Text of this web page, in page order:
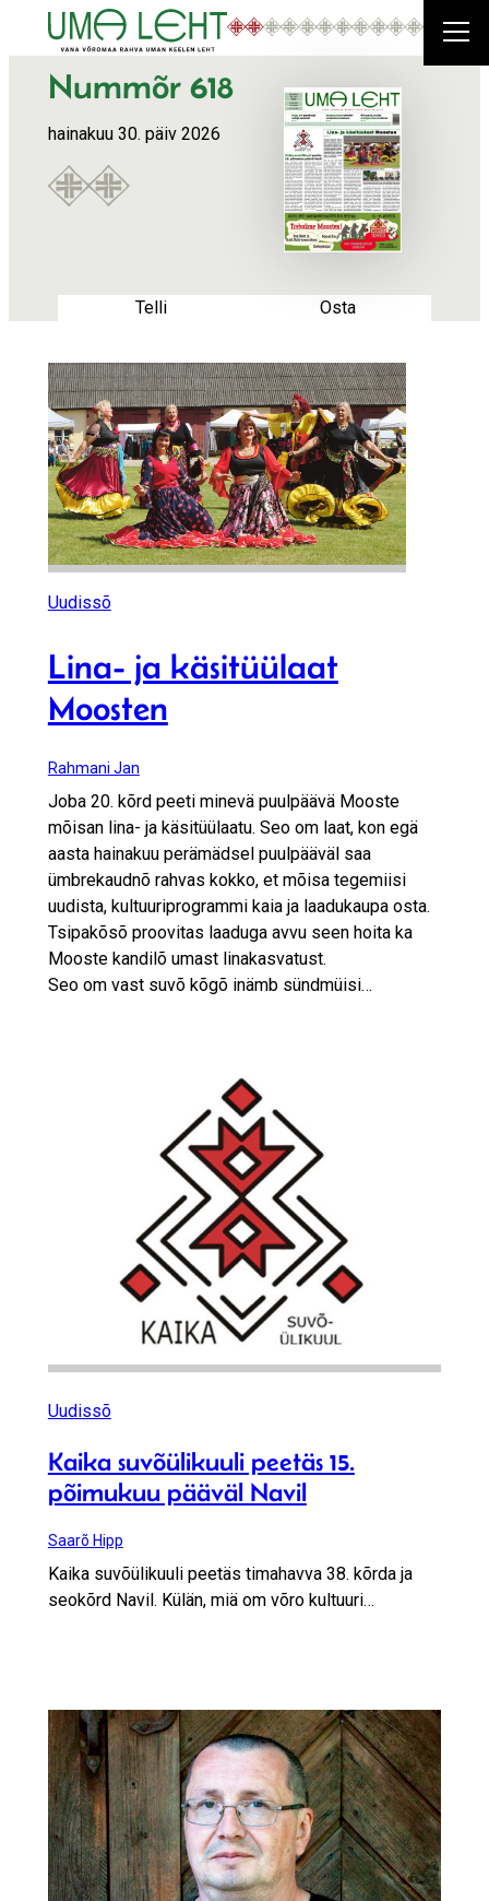
juurdeNummõr 618
hainakuu 30. päiv 2026
Telli Osta
Uudissõ
Lina- ja käsitüülaat
Moosten
Rahmani Jan
Joba 20. kõrd peeti minevä puulpäävä Mooste
mõisan lina- ja käsitüülaatu. Seo om laat, kon egä
aasta hainakuu perämädsel puulpääväl saa
ümbrekaudnõ rahvas kokko, et mõisa tegemiisi
uudista, kultuuriprogrammi kaia ja laadukaupa osta.
Tsipakõsõ proovitas laaduga avvu seen hoita ka
Mooste kandilõ umast linakasvatust.
Seo om vast suvõ kõgõ inämb sündmüisi…
Uudissõ
Kaika suvõülikuuli peetäs 15.
põimukuu pääväl Navil
Saarõ Hipp
Kaika suvõülikuuli peetäs timahavva 38. kõrda ja
seokõrd Navil. Külän, miä om võro kultuuri…